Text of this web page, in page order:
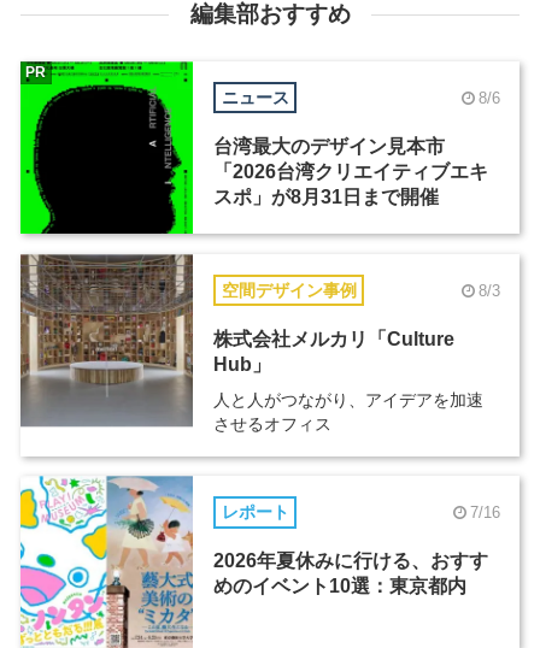
編集部おすすめ
ニュース 8/6
台湾最大のデザイン見本市
「2026台湾クリエイティブエキ
スポ」が8月31日まで開催
PR
空間デザイン事例 8/3
株式会社メルカリ「Culture
Hub」
人と人がつながり、アイデアを加速
させるオフィス
レポート 7/16
2026年夏休みに行ける、おすす
めのイベント10選：東京都内